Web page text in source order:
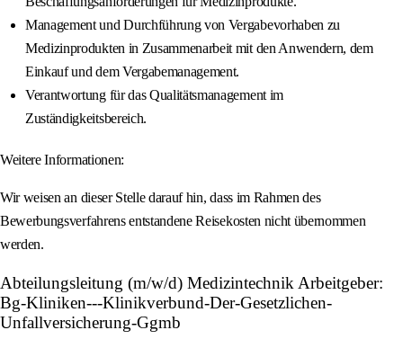
Management und Durchführung von Vergabevorhaben zu
Medizinprodukten in Zusammenarbeit mit den Anwendern, dem
Einkauf und dem Vergabemanagement.
Verantwortung für das Qualitätsmanagement im
Zuständigkeitsbereich.
Weitere Informationen:
Wir weisen an dieser Stelle darauf hin, dass im Rahmen des
Bewerbungsverfahrens entstandene Reisekosten nicht übernommen
werden.
Abteilungsleitung (m/w/d) Medizintechnik Arbeitgeber:
Bg-Kliniken---Klinikverbund-Der-Gesetzlichen-
Unfallversicherung-Ggmb